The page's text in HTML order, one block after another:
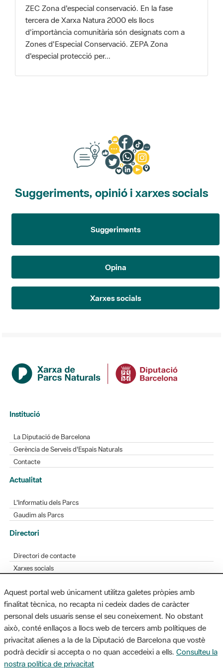
Zones d'Especial Conservació. ZEPA Zona
d'especial protecció per...
Suggeriments, opinió i xarxes socials
Suggeriments
Opina
Xarxes socials
Institució
Gerència de Serveis d'Espais Naturals
Actualitat
L'Informatiu dels Parcs
Gaudim als Parcs
Directori de contacte
Xarxes socials
Bústia de suggeriments
Opineu sobre els parcs
MAPA WEB AVÍS LEGAL ACCESSIBILITAT
Diputació de Barcelona. Edifici Llacuna, 1a planta. Badajoz, 49. 08005
Barcelona. Tel. 934 022 428 / xarxaparcs@diba.cat
Aquest portal web únicament utilitza galetes pròpies amb
finalitat tècnica, no recapta ni cedeix dades de caràcter
personal dels usuaris sense el seu coneixement. No obstant
això, conté enllaços a llocs web de tercers amb polítiques de
privacitat alienes a la de la Diputació de Barcelona que vostè
podrà decidir si accepta o no quan accedeixi a ells. Consulteu la
nostra política de privacitat